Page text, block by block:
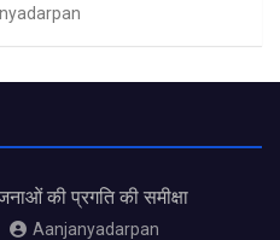
की प्रगति की समीक्षा
Aanjanyadarpan